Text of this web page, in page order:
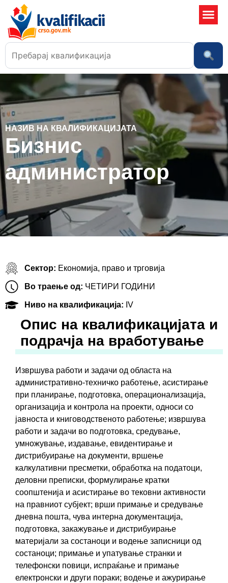
НАЗИВ НА КВАЛИФИКАЦИЈАТА
Бизнис
администратор
Сектор: Економија, право и трговија
Во траење од: ЧЕТИРИ ГОДИНИ
Ниво на квалификација: IV
Oпис на квалификацијата и
подрачја на вработување
Извршува работи и задачи од областа на
административно-техничко работење, асистирање
при планирање, подготовка, операционализација,
организација и контрола на проекти, односи со
јавноста и книговодственото работење; извршува
работи и задачи во подготовка, средување,
умножување, издавање, евидентирање и
дистрибуирање на документи, вршење
калкулативни пресметки, обработка на податоци,
деловни преписки, формулирање кратки
соопштенија и асистирање во тековни активности
на правниот субјект; врши примање и средување
дневна пошта, чува интерна документација,
подготовка, закажување и дистрибуирање
материјали за состаноци и водење записници од
состаноци; примање и упатување странки и
телефонски повици, испраќање и примање
електронски и други пораки; водење и ажурирање